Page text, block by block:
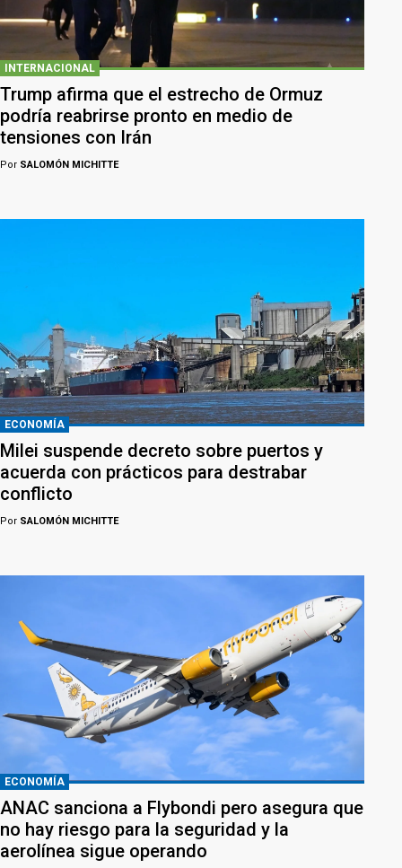
INTERNACIONAL
Trump afirma que el estrecho de Ormuz
podría reabrirse pronto en medio de
tensiones con Irán
Por SALOMÓN MICHITTE
ECONOMÍA
Milei suspende decreto sobre puertos y
acuerda con prácticos para destrabar
conflicto
Por SALOMÓN MICHITTE
ECONOMÍA
ANAC sanciona a Flybondi pero asegura que
no hay riesgo para la seguridad y la
aerolínea sigue operando